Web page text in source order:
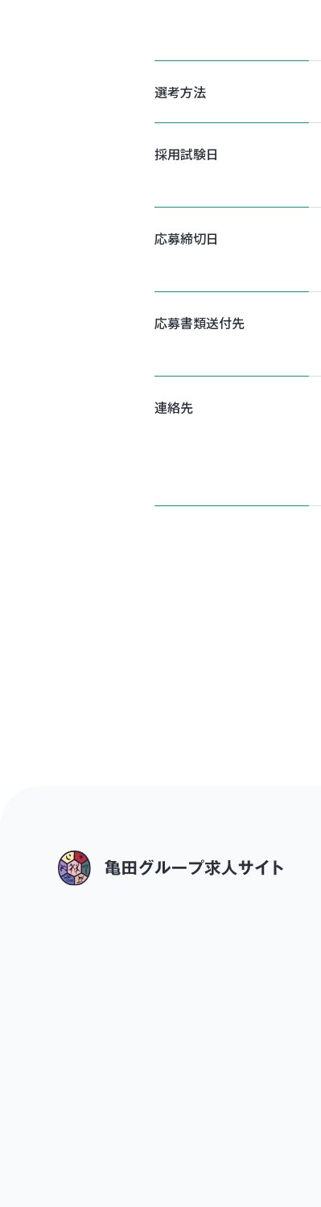
選考方法
採用試験日
応募締切日
応募書類送付先
連絡先